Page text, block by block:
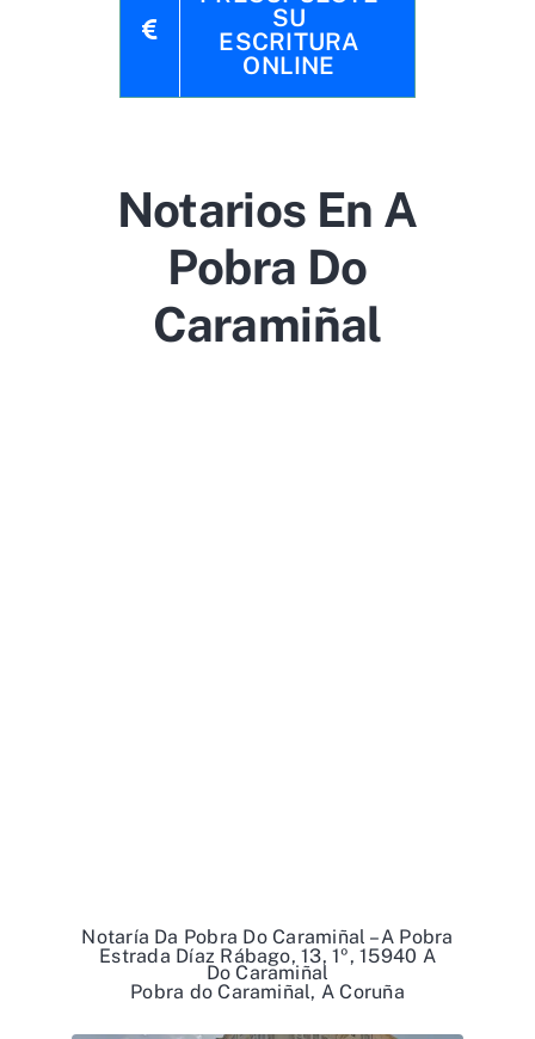
SU
ESCRITURA
ONLINE
Notarios En A
Pobra Do
Caramiñal
Notaría Da Pobra Do Caramiñal – A Pobra
Do Caramiñal
Estrada Díaz Rábago, 13, 1º, 15940 A
Pobra do Caramiñal, A Coruña